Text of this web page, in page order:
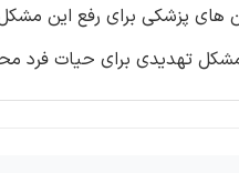
های پزشکی برای رفع این
تهدیدی برای حیات فرد